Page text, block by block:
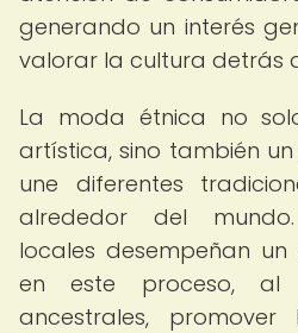
generando un interés
valorar la cultura detrás
La moda étnica no
artística, sino también
une diferentes
alrededor del
locales desempeñan
en este proceso, al
ancestrales,